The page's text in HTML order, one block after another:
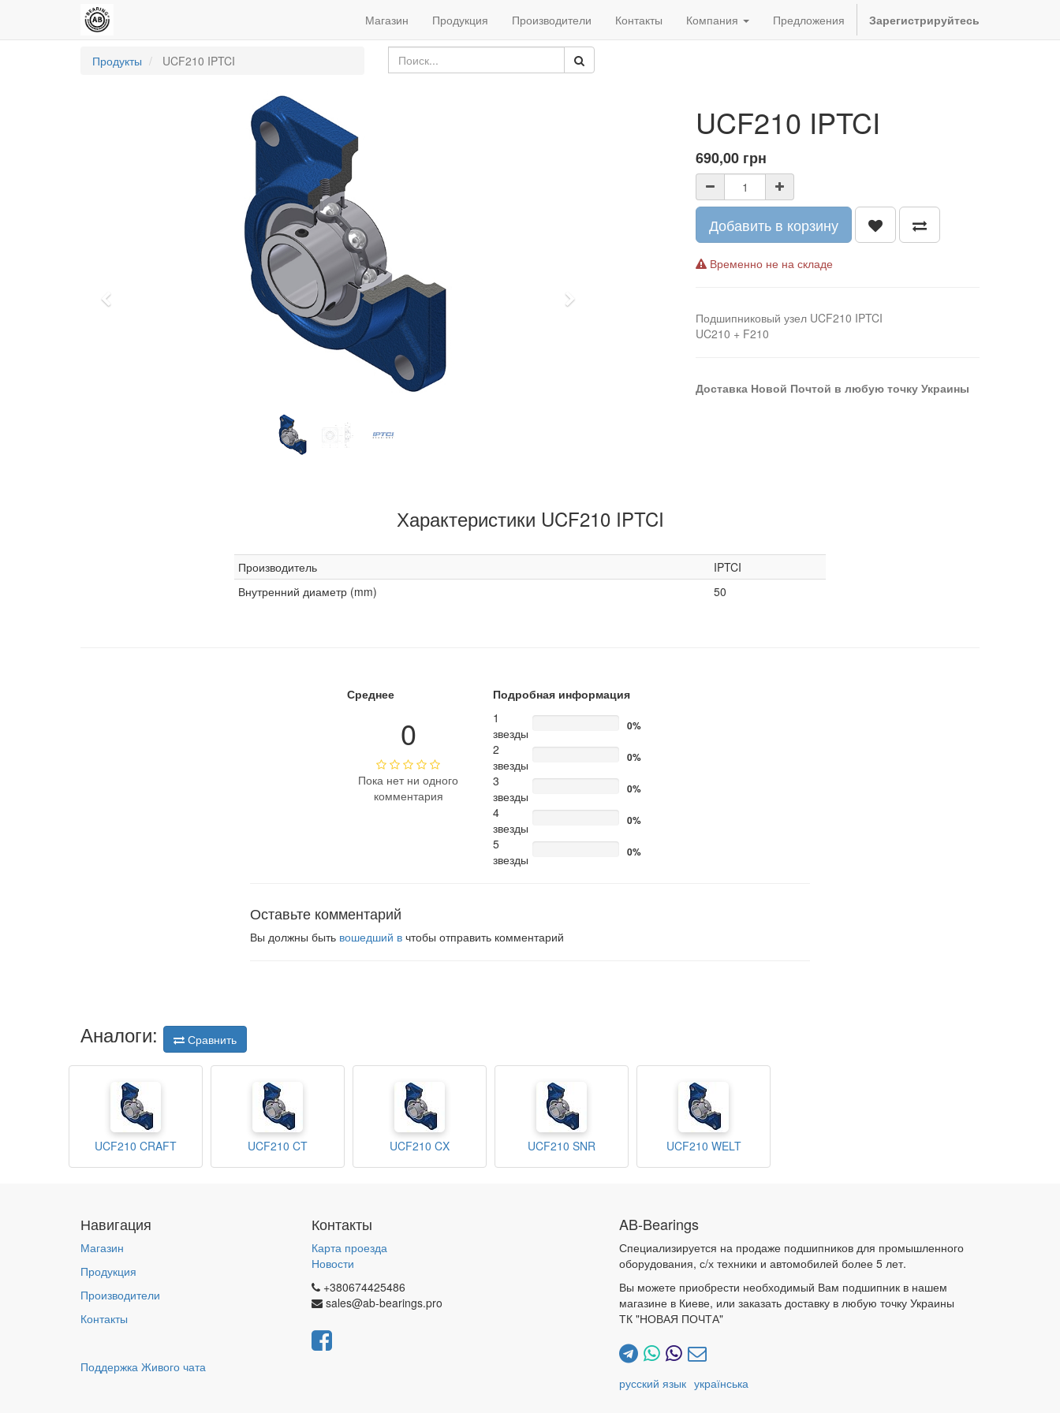
Магазин Продукция Производители Контакты Компания Предложения Зарегистрируйтесь
Продукты UCF210 IPTCI
Next
UCF210 IPTCI
690,00 грн
Добавить в корзину
Временно не на складе
Подшипниковый узел UCF210 IPTCI
UC210 + F210
Доставка Новой Почтой в любую точку Украины
Характеристики UCF210 IPTCI
Производитель
IPTCI
Внутренний диаметр (mm)
50
Среднее
0
Пока нет ни одного
комментария
Подробная информация
1
звезды
0%
2
звезды
0%
3
звезды
0%
4
звезды
0%
5
звезды
0%
Оставьте комментарий
Вы должны быть вошедший в чтобы отправить комментарий
Аналоги: Сравнить
UCF210 CRAFT UCF210 CT UCF210 CX UCF210 SNR UCF210 WELT
Навигация
Магазин
Продукция
Производители
Контакты
Поддержка Живого чата
Контакты
Карта проезда
Новости
+380674425486
sales@ab-bearings.pro
AB-Bearings
Специализируется на продаже подшипников для промышленного
оборудования, с/х техники и автомобилей более 5 лет.
Вы можете приобрести необходимый Вам подшипник в нашем
магазине в Киеве, или заказать доставку в любую точку Украины
ТК "НОВАЯ ПОЧТА"
русский язык українська